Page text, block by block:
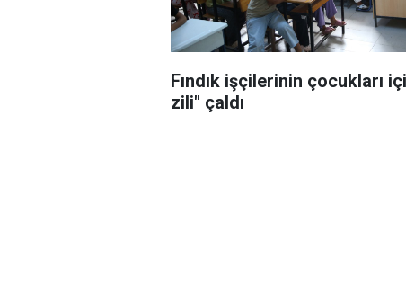
Fındık işçilerinin çocukları
zili" çaldı